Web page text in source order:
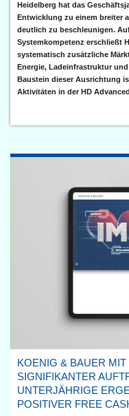
Heidelberg hat das
Entwicklung zu einem breiter
deutlich zu beschleunigen.
Systemkompetenz erschließt
systematisch zusätzliche
Energie, Ladeinfrastruktur
Baustein dieser Ausrichtung
Aktivitäten in der HD
KOENIG & BAUER
SIGNIFIKANTER
UNTERJÄHRIGE
POSITIVER FREE